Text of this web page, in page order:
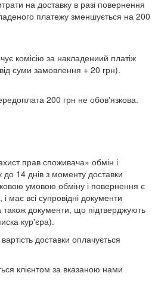
на доставку в разі повернення
платежу зменшується на 200
комісію за накладениий платіж
суми замовлення + 20 грн).
200 грн не обов'язкова.
прав споживача» обмін і
14 днів з моменту доставки
умовою обміну і повернення є
має всі супровідні документи
також документи, що підтверджують
кур'єра).
доставки оплачується
клієнтом за вказаною нами